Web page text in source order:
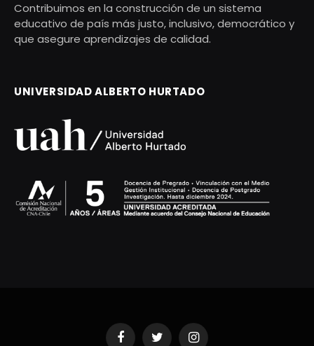
Contribuimos en la construcción de un sistema
educativo de país más justo, inclusivo, democrático y
que asegure aprendizajes de calidad.
UNIVERSIDAD ALBERTO HURTADO